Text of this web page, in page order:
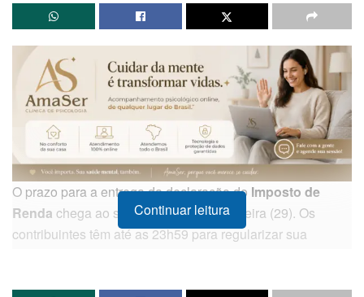
O prazo para a entrega da declaração do Imposto de
Renda chega ao seu limite nesta sexta-feira (29). Os
contribuintes têm até as 23h59 para regularizar sua
Continuar leitura